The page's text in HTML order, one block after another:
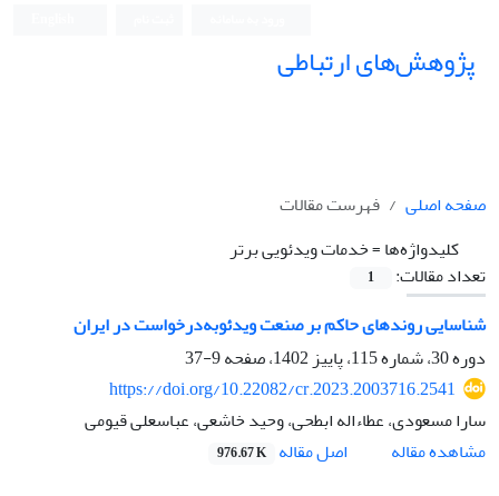
پژوهش‌های ارتباطی
صفحه اصلی
فهرست مقالات
کلیدواژه‌ها =خدمات ویدئویی برتر
تعداد مقالات:
1
شناسایی روند‌های حاکم بر صنعت ویدئو‌‎به‌‌درخواست در ایران
دوره 30، شماره 115، پاییز 1402، صفحه
9-37
https://doi.org/10.22082/cr.2023.2003716.2541
سارا مسعودی، عطاءاله ابطحی، وحید خاشعی، عباسعلی قیومی
مشاهده مقاله
اصل مقاله 976.67 K